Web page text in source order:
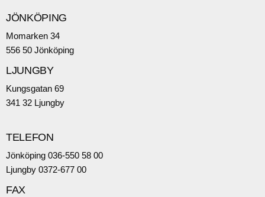
JÖNKÖPING
Momarken 34
556 50 Jönköping
LJUNGBY
Kungsgatan 69
341 32 Ljungby
TELEFON
Jönköping 036-550 58 00
Ljungby 0372-677 00
FAX